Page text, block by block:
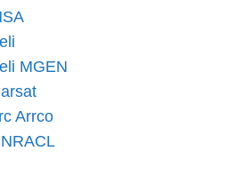
MGEN
Arrco